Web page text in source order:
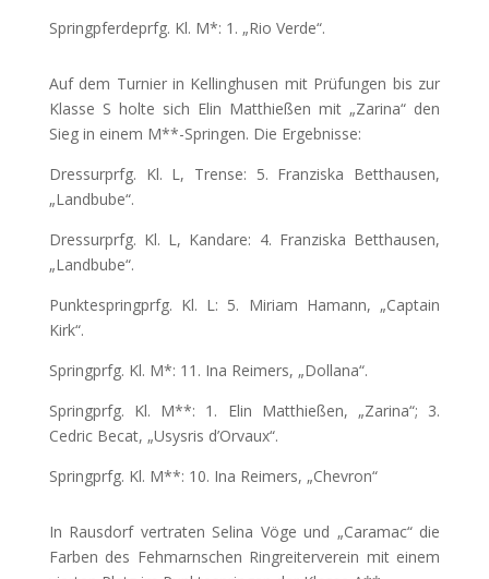
Springpferdeprfg. Kl. M*: 1. „Rio Verde“.
Auf dem Turnier in Kellinghusen mit Prüfungen bis zur
Klasse S holte sich Elin Matthießen mit „Zarina“ den
Sieg in einem M**-Springen. Die Ergebnisse:
Dressurprfg. Kl. L, Trense: 5. Franziska Betthausen,
„Landbube“.
Dressurprfg. Kl. L, Kandare: 4. Franziska Betthausen,
„Landbube“.
Punktespringprfg. Kl. L: 5. Miriam Hamann, „Captain
Kirk“.
Springprfg. Kl. M*: 11. Ina Reimers, „Dollana“.
Springprfg. Kl. M**: 1. Elin Matthießen, „Zarina“; 3.
Cedric Becat, „Usysris d’Orvaux“.
Springprfg. Kl. M**: 10. Ina Reimers, „Chevron“
In Rausdorf vertraten Selina Vöge und „Caramac“ die
Farben des Fehmarnschen Ringreiterverein mit einem